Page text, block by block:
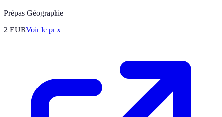
Prépas Géographie
2 EURVoir le prix